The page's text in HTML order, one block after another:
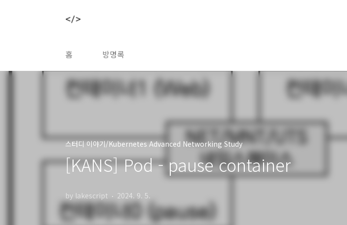
홈 방명록
스터디 이야기/Kubernetes Advanced Networking Study
[KANS] Pod - pause container
by lakescript 2024. 9. 5.